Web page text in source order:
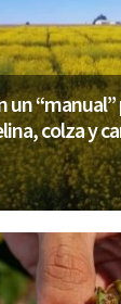
un
colza y